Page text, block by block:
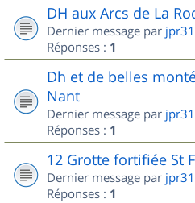
DH aux Arcs de La
Dernier message par jpr31
Réponses : 1
Dh et de belles
Nant
Dernier message par jpr31
Réponses : 1
12 Grotte fortifiée St
Dernier message par jpr31
Réponses : 1